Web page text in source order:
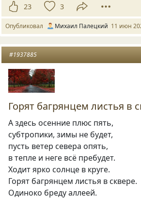
23 3
Опубликовал Михаил Палецкий 11 июн
#1937885
Горят багрянцем листья в
А здесь осенние плюс пять,
субтропики, зимы не будет,
пусть ветер севера опять,
в тепле и неге всё пребудет.
Ходит ярко солнце в круге.
Горят багрянцем листья в сквере.
Одиноко бреду аллеей.